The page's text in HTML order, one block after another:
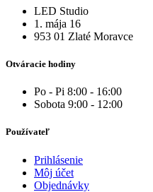
LED Studio
1. mája 16
953 01 Zlaté Moravce
Otváracie hodiny
Po - Pi 8:00 - 16:00
Sobota 9:00 - 12:00
Používateľ
Prihlásenie
Môj účet
Objednávky